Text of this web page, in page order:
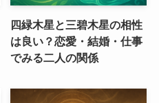
四緑木星と三碧木星の相性
は良い？恋愛・結婚・仕事
でみる二人の関係